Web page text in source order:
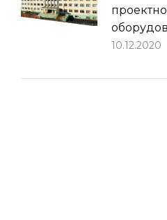
10.12.2020